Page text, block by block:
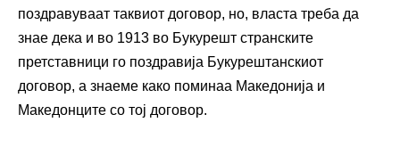
поздравуваат таквиот договор, но, власта треба да
знае дека и во 1913 во Букурешт странските
претставници го поздравија Букурештанскиот
договор, а знаеме како поминаа Македонија и
Македонците со тој договор.